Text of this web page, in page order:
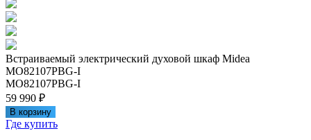
Встраиваемый электрический духовой шкаф Midea
MO82107PBG-I
MO82107PBG-I
59 990 ₽
В корзину
Где купить